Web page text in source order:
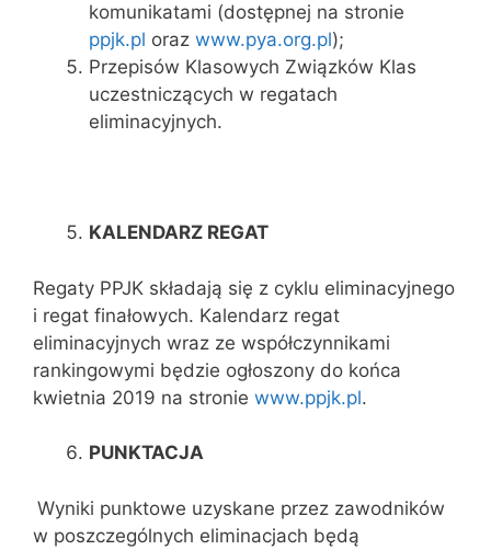
komunikatami (dostępnej na stronie
ppjk.pl oraz www.pya.org.pl);
Przepisów Klasowych Związków Klas
uczestniczących w regatach
eliminacyjnych.
KALENDARZ REGAT
Regaty PPJK składają się z cyklu eliminacyjnego
i regat finałowych. Kalendarz regat
eliminacyjnych wraz ze współczynnikami
rankingowymi będzie ogłoszony do końca
kwietnia 2019 na stronie www.ppjk.pl.
PUNKTACJA
Wyniki punktowe uzyskane przez zawodników
w poszczególnych eliminacjach będą